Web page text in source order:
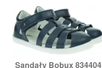
Sandały Bobux 834404